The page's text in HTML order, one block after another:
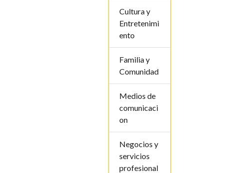
Cultura y
Entretenimi
ento
Familia y
Comunidad
Medios de
comunicaci
on
Negocios y
servicios
profesional